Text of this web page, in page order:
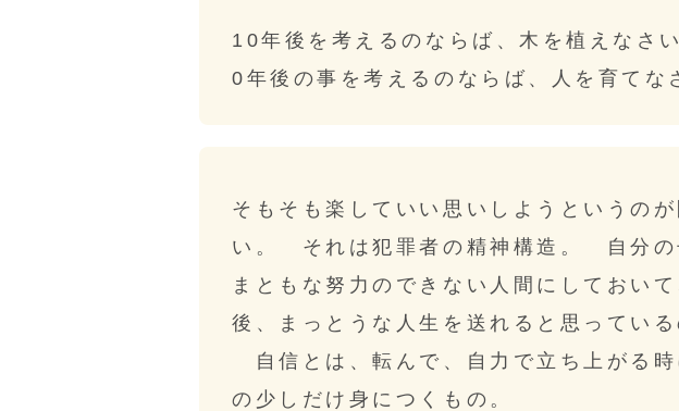
10年後を考えるのならば、木を植えなさ
0年後の事を考えるのならば、人を育てな
そもそも楽していい思いしようというのが
い。 それは犯罪者の精神構造。 自分の
まともな努力のできない人間にしておいて
後、まっとうな人生を送れると思っている
自信とは、転んで、自力で立ち上がる時
の少しだけ身につくもの。